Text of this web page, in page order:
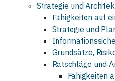
Strategie und
Fähigkeiten auf
Strategie und
Grundsätze,
Ratschläge und
Fähigkeiten